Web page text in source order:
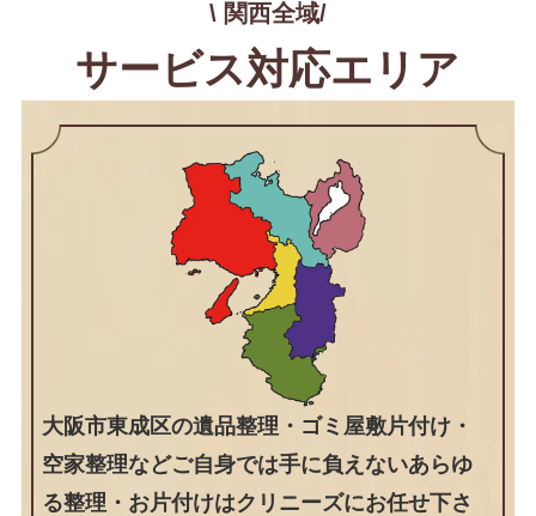
\ 関西全域/
サービス対応エリア
大阪市東成区の遺品整理・ゴミ屋敷片付け・
空家整理などご自身では手に負えないあらゆ
る整理・お片付けはクリニーズにお任せ下さ